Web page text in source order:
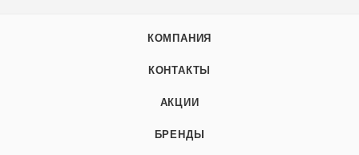
КОМПАНИЯ
КОНТАКТЫ
АКЦИИ
БРЕНДЫ